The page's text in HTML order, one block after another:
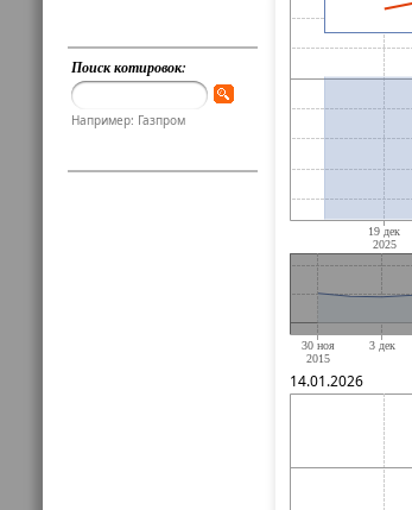
Поиск котировок:
Например: Газпром
14.01.2026